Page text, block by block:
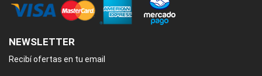
NEWSLETTER
Recibí ofertas en tu email